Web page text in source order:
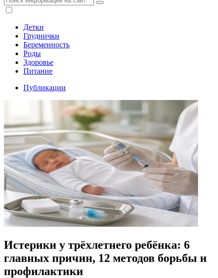
Детки
Груднички
Беременность
Роды
Здоровье
Питание
Публикации
Истерики у трёхлетнего ребёнка: 6
главных причин, 12 методов борьбы и
профилактики